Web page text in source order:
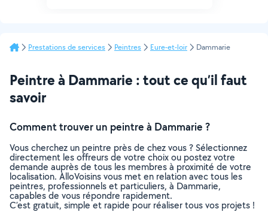
Prestations de services Peintres Eure-et-loir Dammarie
Peintre à Dammarie : tout ce qu’il faut
savoir
Comment trouver un peintre à Dammarie ?
Vous cherchez un peintre près de chez vous ? Sélectionnez
directement les offreurs de votre choix ou postez votre
demande auprès de tous les membres à proximité de votre
localisation. AlloVoisins vous met en relation avec tous les
peintres, professionnels et particuliers, à Dammarie,
capables de vous répondre rapidement.
C’est gratuit, simple et rapide pour réaliser tous vos projets !